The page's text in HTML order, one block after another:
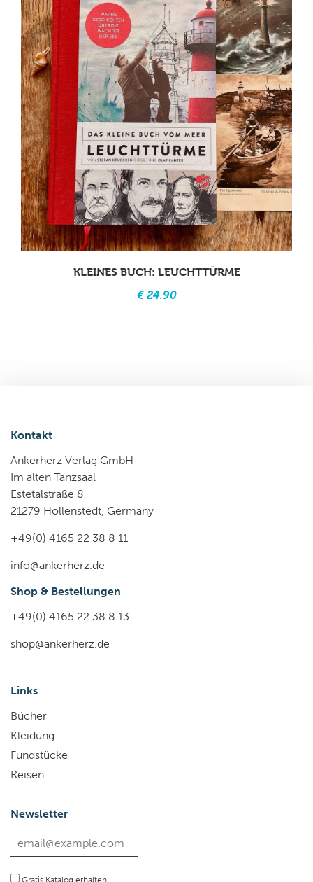
KLEINES BUCH: LEUCHTTÜRME
€ 24.90
Kontakt
Ankerherz Verlag GmbH
Im alten Tanzsaal
Estetalstraße 8
21279 Hollenstedt, Germany
+49(0) 4165 22 38 8 11
info@ankerherz.de
Shop & Bestellungen
+49(0) 4165 22 38 8 13
shop@ankerherz.de
Links
Bücher
Kleidung
Fundstücke
Reisen
Newsletter
Gratis Katalog erhalten